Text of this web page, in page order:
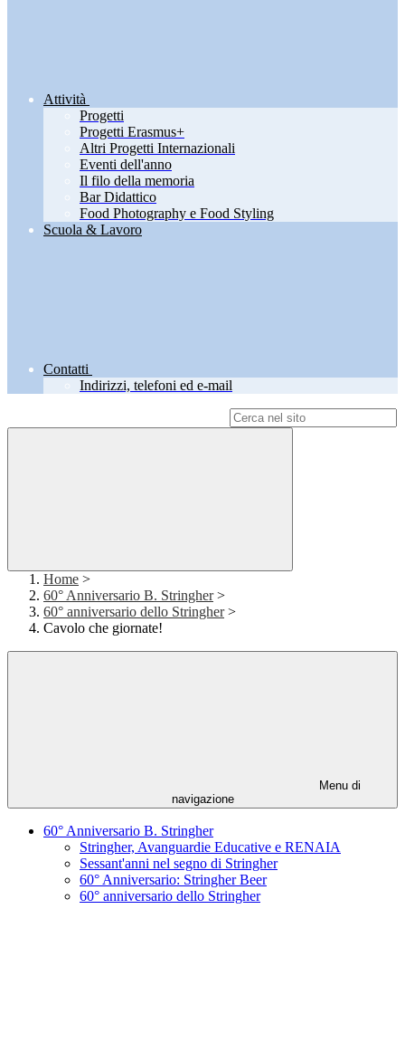
Attività
Progetti
Progetti Erasmus+
Altri Progetti Internazionali
Eventi dell'anno
Il filo della memoria
Bar Didattico
Food Photography e Food Styling
Scuola & Lavoro
Contatti
Indirizzi, telefoni ed e-mail
Home >
60° Anniversario B. Stringher >
60° anniversario dello Stringher >
Cavolo che giornate!
Menu di
navigazione
60° Anniversario B. Stringher
Stringher, Avanguardie Educative e RENAIA
Sessant'anni nel segno di Stringher
60° Anniversario: Stringher Beer
60° anniversario dello Stringher